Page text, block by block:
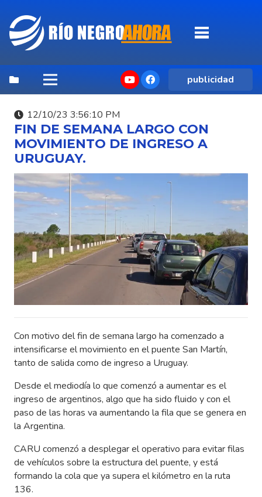
publicidad
12/10/23 3:56:10 PM
FIN DE SEMANA LARGO CON
MOVIMIENTO DE INGRESO A
URUGUAY.
Con motivo del fin de semana largo ha comenzado a
intensificarse el movimiento en el puente San Martín,
tanto de salida como de ingreso a Uruguay.
Desde el mediodía lo que comenzó a aumentar es el
ingreso de argentinos, algo que ha sido fluido y con el
paso de las horas va aumentando la fila que se genera en
la Argentina.
CARU comenzó a desplegar el operativo para evitar filas
de vehículos sobre la estructura del puente, y está
formando la cola que ya supera el kilómetro en la ruta
136.